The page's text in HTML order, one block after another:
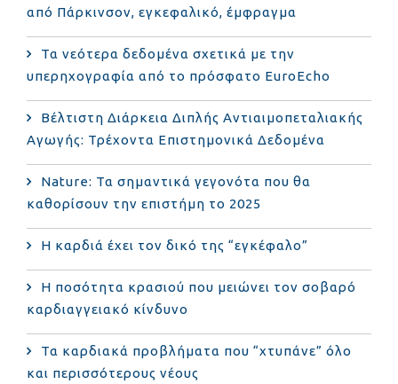
από Πάρκινσον, εγκεφαλικό, έμφραγμα
Τα νεότερα δεδομένα σχετικά με την
υπερηχογραφία από το πρόσφατο EuroEcho
Bέλτιστη Διάρκεια Διπλής Αντιαιμοπεταλιακής
Αγωγής: Τρέχοντα Επιστημονικά Δεδομένα
Nature: Τα σημαντικά γεγονότα που θα
καθορίσουν την επιστήμη το 2025
Η καρδιά έχει τον δικό της “εγκέφαλο”
Η ποσότητα κρασιού που μειώνει τον σοβαρό
καρδιαγγειακό κίνδυνο
Τα καρδιακά προβλήματα που “χτυπάνε” όλο
και περισσότερους νέους